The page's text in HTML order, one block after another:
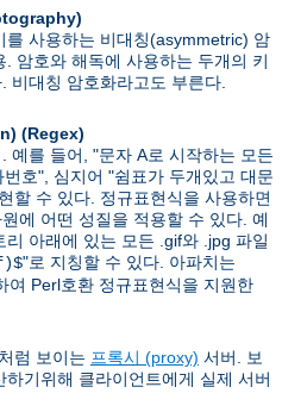
를 사용하는 비대칭(asymmetric) 암
암호와 해독에 사용하는 두개의 키
비대칭 암호화라고도 부른다.
(Regex)
예를 들어, "문자 A로 시작하는 모든
호", 심지어 "쉼표가 두개있고 대문
할 수 있다. 정규표현식을 사용하면
에 어떤 성질을 적용할 수 있다. 예
아래에 있는 모든 .gif와 .jpg 파일
"로 지칭할 수 있다. 아파치는
여 Perl호환 정규표현식을 지원한
럼 보이는 프록시 (proxy) 서버. 보
기위해 클라이언트에게 실제 서버